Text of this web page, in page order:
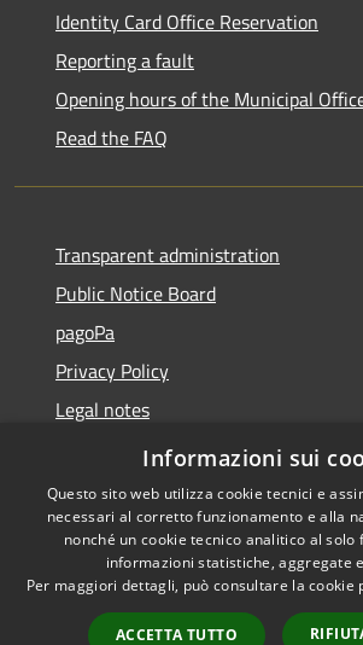
Identity Card Office Reservation
Reporting a fault
Opening hours of the Municipal
Read the FAQ
Transparent administration
Public Notice Board
pagoPa
Privacy Policy
Legal notes
Accessibility Statement
Accessibility
Informazioni sui
Questo sito web utilizza cookie tecnici e
necessari al corretto funzionamento e alla
nonché un cookie tecnico analitico al solo
informazioni statistiche, aggregate
Per maggiori dettagli, può consultare la cookie
ACCETTA TUTTO